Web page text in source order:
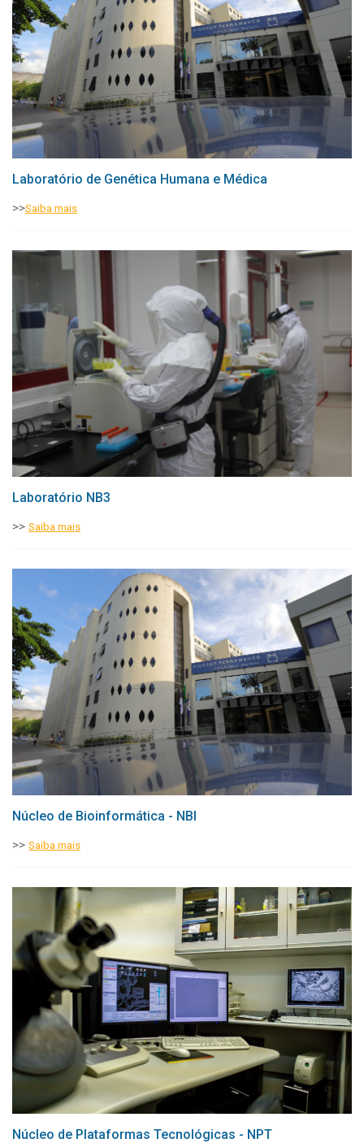
Responsável:
Tereza Cristina Leal Balbino
Análise de saliva do vetor e seu papel na infecção.
Linhas de Pesquisa:Avaliação das Lesões Cutâneas em
Pacientes de Áreas Endêmicas para LTA
Atividades desenvolvidas:
Documentação clínica: fotos, medidas e evolução das
Estudos de citologia e imunohistoquímica.
Linha de Pesquisa:
Diagnóstico da Esporotricose humana e
Atividades desenvolvidas:
Coleta de amostras clínicas: sangue ou lesão cutânea.
Testes laboratoriais:
Microscopia direta (Aposição na lâmina).
Cultura em meio ágar Sabouraud ou Micosel.
Outras atividades gerais do Laboratório
Treinamento em biossegurança e manejo de materiais
infecciosos.
Manuseio de animais de laboratório (quando aplicável).
parasitárias.
vetorial.
Participação em campanhas de vigilância epidemiológica
em parceria com secretarias de saúde.
Laboratório de Genética Humana e Médica
>>Saiba mais
Laboratório NB3
>> Saiba mais
Núcleo de Bioinformática - NBI
>> Saiba mais
Núcleo de Plataformas Tecnológicas - NPT